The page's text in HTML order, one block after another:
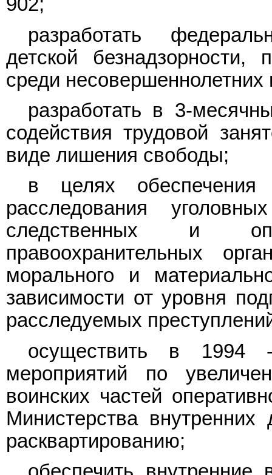
902;
разработать
детской безнадзорности,
среди
разработать в 3-
содействия трудовой
виде лишения свободы;
в целях обеспечения
расследования
следственных и
правоохранительных
морального и
зависимости от уровня
расследуемых
осуществить в 1994
мероприятий по
воинских частей
Министерства
расквартированию;